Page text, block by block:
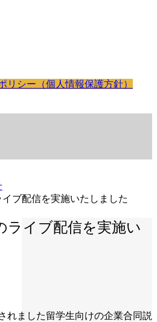
リシー（個人情報保護方針）
ブ配信を実施いたしました
ライブ配信を実施い
れました留学生向けの企業合同説